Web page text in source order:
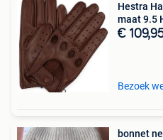
Hestra
maat 9.5
€
Bezoek
bonnet